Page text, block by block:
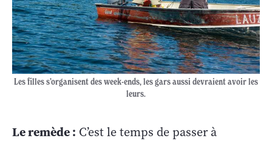
Les filles s’organisent des week-ends, les gars aussi devraient avoir les
leurs.
Le remède : C’est le temps de passer à